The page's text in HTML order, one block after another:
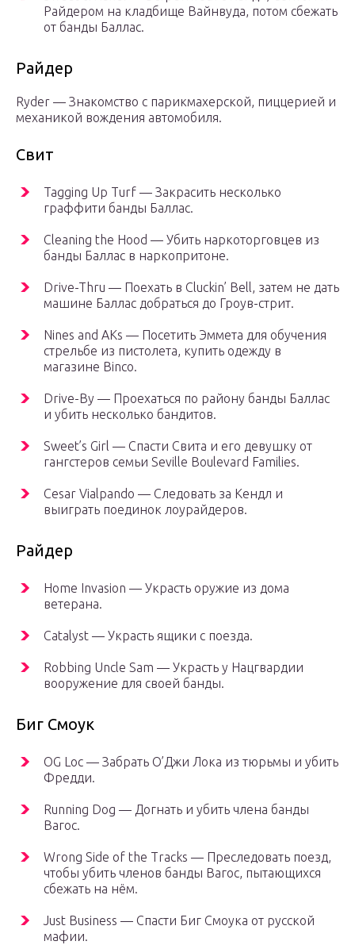
Райдером на кладбище Вайнвуда, потом сбежать
от банды Баллас.
Райдер
Ryder — Знакомство с парикмахерской, пиццерией и
механикой вождения автомобиля.
Свит
Tagging Up Turf — Закрасить несколько
граффити банды Баллас.
Cleaning the Hood — Убить наркоторговцев из
банды Баллас в наркопритоне.
Drive-Thru — Поехать в Cluckin’ Bell, затем не дать
машине Баллас добраться до Гроув-стрит.
Nines and AKs — Посетить Эммета для обучения
стрельбе из пистолета, купить одежду в
магазине Binco.
Drive-By — Проехаться по району банды Баллас
и убить несколько бандитов.
Sweet’s Girl — Спасти Свита и его девушку от
гангстеров семьи Seville Boulevard Families.
Cesar Vialpando — Следовать за Кендл и
выиграть поединок лоурайдеров.
Райдер
Home Invasion — Украсть оружие из дома
ветерана.
Catalyst — Украсть ящики с поезда.
Robbing Uncle Sam — Украсть у Нацгвардии
вооружение для своей банды.
Биг Смоук
OG Loc — Забрать О’Джи Лока из тюрьмы и убить
Фредди.
Running Dog — Догнать и убить члена банды
Вагос.
Wrong Side of the Tracks — Преследовать поезд,
чтобы убить членов банды Вагос, пытающихся
сбежать на нём.
Just Business — Спасти Биг Смоука от русской
мафии.